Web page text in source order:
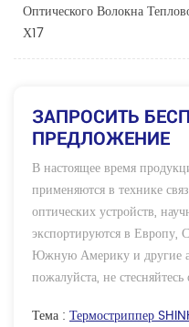
Оптического Волокна
Х17
ЗАПРОСИТЬ
ПРЕДЛОЖЕНИЕ
В настоящее время
применяются в технике
оптических устройств,
экспортируются в
Южную Америку и другие
пожалуйста, не
Тема : Термостриппер